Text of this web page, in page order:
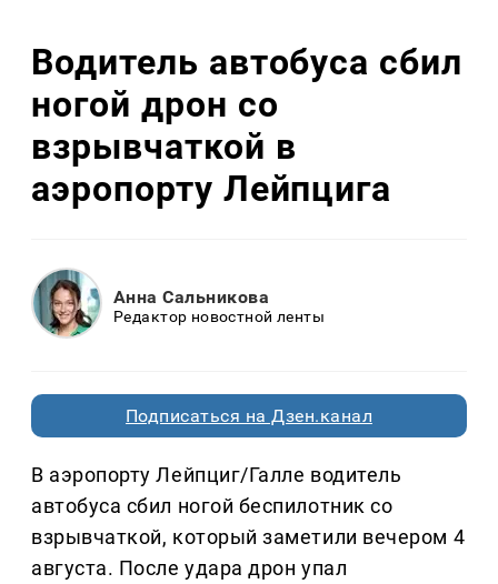
Водитель автобуса сбил
ногой дрон со
взрывчаткой в
аэропорту Лейпцига
Анна Сальникова
Редактор новостной ленты
Подписаться на Дзен.канал
В аэропорту Лейпциг/Галле водитель
автобуса сбил ногой беспилотник со
взрывчаткой, который заметили вечером 4
августа. После удара дрон упал